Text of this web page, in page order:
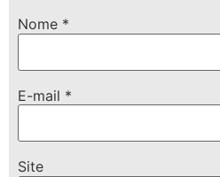
Nome *
E-mail *
Site